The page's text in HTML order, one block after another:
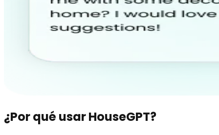
¿Por qué usar HouseGPT?